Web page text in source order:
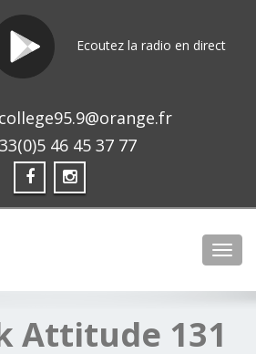
Ecoutez la radio en direct
46 45 37 77
Attitude 131